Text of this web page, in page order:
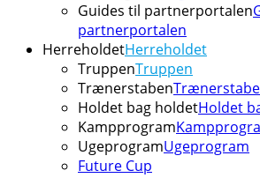
Guides til partnerportalen
partnerportalen
HerreholdetHerreholdet
TruppenTruppen
Trænerstaben
Holdet bag holdetHoldet
Kampprogram
UgeprogramUgeprogram
Future Cup